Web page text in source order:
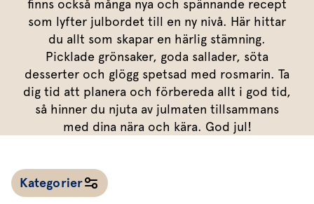
Dressing
Vinägrett
Örtolja
Marinad
Kryddsmör
Örtsalt & rub
Timjan
Oregano
Citronmeliss
Röd
Allt om sallat
Vårt sortiment
Våra färska örter
Fixa vinägretten
Dressingen gör salladen
finns också många nya och spännande recept
som lyfter julbordet till en ny nivå. Här hittar
du allt som skapar en härlig stämning.
Picklade grönsaker, goda sallader, söta
desserter och glögg spetsad med rosmarin. Ta
dig tid att planera och förbereda allt i god tid,
så hinner du njuta av julmaten tillsammans
med dina nära och kära. God jul!
Kategorier